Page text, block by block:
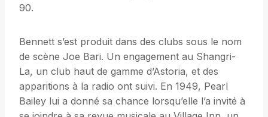
90.
Bennett s’est produit dans des clubs sous le nom
de scène Joe Bari. Un engagement au Shangri-
La, un club haut de gamme d’Astoria, et des
apparitions à la radio ont suivi. En 1949, Pearl
Bailey lui a donné sa chance lorsqu’elle l’a invité à